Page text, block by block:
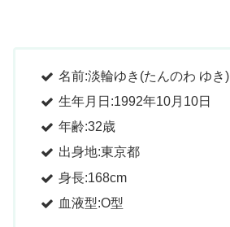
名前:淡輪ゆき(たんのわ ゆき)
生年月日:1992年10月10日
年齢:32歳
出身地:東京都
身長:168cm
血液型:O型